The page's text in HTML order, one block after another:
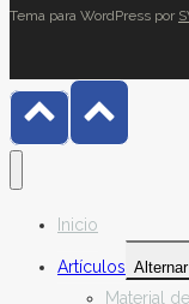
Tema para WordPress por
Inicio
Artículos
Material